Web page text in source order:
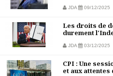
JDA 09/12/2025
Les droits de
durement
JDA 03/12/2025
CPI : Une
et aux attentes